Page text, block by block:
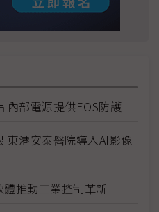
內部電源提供EOS防護
東港安泰醫院導入AI影像
推動工業控制革新